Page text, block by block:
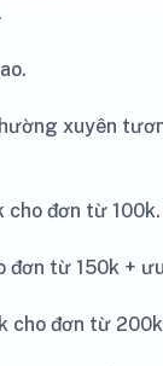
xuyên
cho đơn từ 100k.
đơn từ 150k +
cho đơn từ